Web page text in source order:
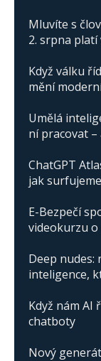
Mluvíte s
2. srpna
Když válku
mění
Umělá
ní pracovat
ChatGPT
jak
E-Bezpečí
videokurzu
Deep nudes:
inteligence,
Když nám AI
chatboty
Nový